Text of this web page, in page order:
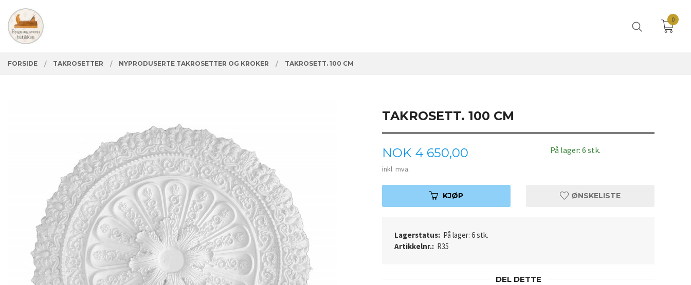
innholdet
PRODUKTER
Lukk
0
FORSIDE TAKROSETTER NYPRODUSERTE TAKROSETTER OG KROKER TAKROSETT. 100 CM
TAKROSETT. 100 CM
Pris
NOK 4 650,00
inkl. mva.
På lager: 6 stk.
KJØP ØNSKELISTE
Lagerstatus: På lager: 6 stk.
Artikkelnr.: R35
DEL DETTE